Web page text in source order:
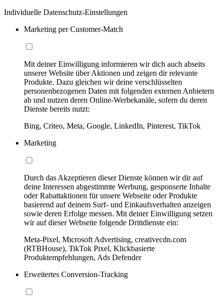
Individuelle Datenschutz-Einstellungen
Marketing per Customer-Match
Mit deiner Einwilligung informieren wir dich auch abseits
unserer Website über Aktionen und zeigen dir relevante
Produkte. Dazu gleichen wir deine verschlüsselten
personenbezogenen Daten mit folgenden externen Anbietern
ab und nutzen deren Online-Werbekanäle, sofern du deren
Dienste bereits nutzt:
Bing, Criteo, Meta, Google, LinkedIn, Pinterest, TikTok
Marketing
Durch das Akzeptieren dieser Dienste können wir dir auf
deine Interessen abgestimmte Werbung, gesponserte Inhalte
oder Rabattaktionen für unsere Webseite oder Produkte
basierend auf deinem Surf- und Einkaufsverhalten anzeigen
sowie deren Erfolge messen. Mit deiner Einwilligung setzen
wir auf dieser Webseite folgende Drittdienste ein:
Meta-Pixel, Microsoft Advertising, creativecdn.com
(RTBHouse), TikTok Pixel, Klickbasierte
Produktempfehlungen, Ads Defender
Erweitertes Conversion-Tracking